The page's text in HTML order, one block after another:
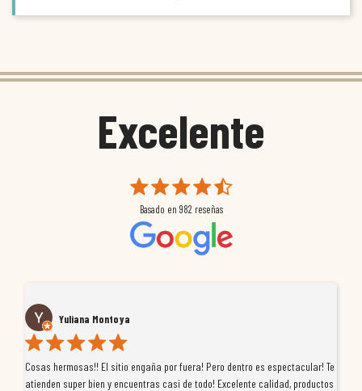
Excelente
Basado en 982 reseñas
Yuliana Montoya
Cosas hermosas!! El sitio engaña por fuera! Pero dentro es espectacular! Te
atienden super bien y encuentras casi de todo! Excelente calidad, productos